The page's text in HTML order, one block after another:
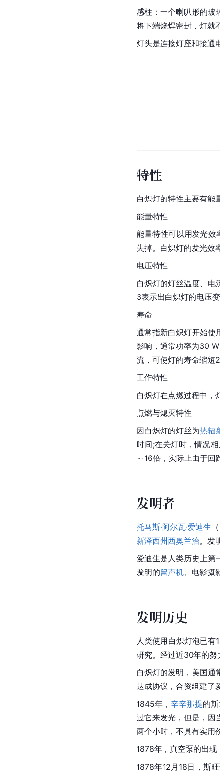
感柱：一个喇叭形的玻
将下端烧焊密封，灯就
灯头是连接灯座和接通
特性
白炽灯的特性主要有能
能量特性
能量特性可以用发光效
失掉。白炽灯的发光效
电压特性
白炽灯的灯丝温度、电
3表示出白炽灯的电压
寿命
通常指新白炽灯开始使
影响，通常功率为30
流，可使灯的寿命缩短
工作特性
白炽灯在点燃过程中，
点燃与熄灭特性
因白炽灯的灯丝为热辐
时间;在关灯时，情况
～16倍，实际上由于回
发明者
托马斯·阿尔瓦·爱迪生
新泽西州西奥兰治。发
爱迪生是人类历史上第
发明的留声机、 电影摄
发明历史
人类使用白炽灯泡已有
研究。经过近30年的努
白炽灯的发明，美国通
达成协议，合资组建了
1845年， 辛辛那提的
过它来发光，但是，因
两个小时，不具有实用
1878年，真空泵的出
1878年12月18日，斯